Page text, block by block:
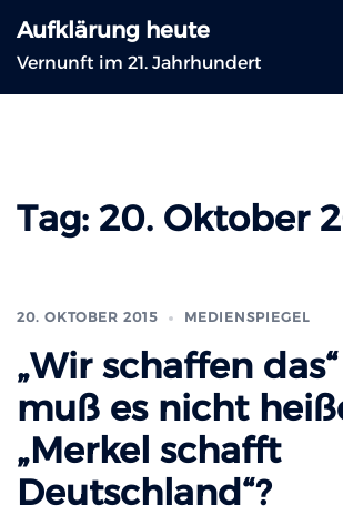
Inhalt
springen
Aufklärung heute
Vernunft im 21. Jahrhundert
Tag: 20. Oktober
20. OKTOBER 2015 MEDIENSPIEGEL
„Wir schaffen
muß es nicht
„Merkel schafft
Deutschland“?